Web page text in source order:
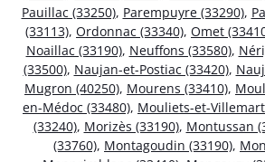
Pauillac (33250), Parempuyre (33290),
(33113), Ordonnac (33340), Omet
Noaillac (33190), Neuffons (33580),
(33500), Naujan-et-Postiac (33420),
Mugron (40250), Mourens (33410),
en-Médoc (33480), Mouliets-et-
(33240), Morizès (33190), Montussan
(33760), Montagoudin (33190),